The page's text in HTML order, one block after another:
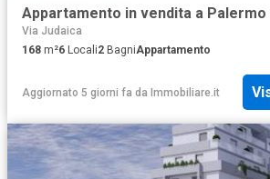
Appartamento in vendita a Palermo
Via Judaica
168 m²6 Locali2 BagniAppartamento
Aggiornato 5 giorni fa da Immobiliare.it